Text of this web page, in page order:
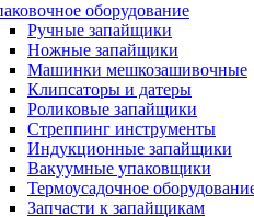
оборудование
Ручные запайщики
Ножные запайщики
Машинки мешкозашивочные
Клипсаторы и датеры
Роликовые запайщики
Стреппинг инструменты
Индукционные запайщики
Вакуумные упаковщики
Термоусадочное
Запчасти к запайщикам